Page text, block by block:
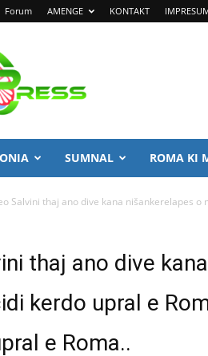
Forum AMENGE KONTAKT
SUMNAL ROMA KI
Salvini thaj ano dive kana nišankerelapes o
thaj ano dive
kerdo upral e
e Roma..